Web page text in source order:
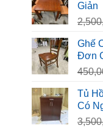
Giản
Ghế
Đơn
Tủ
Có